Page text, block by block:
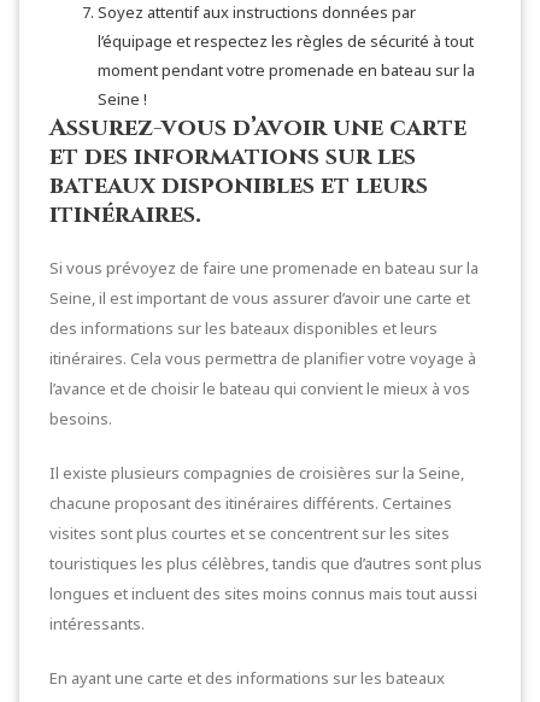
Soyez attentif aux instructions données par
l’équipage et respectez les règles de sécurité à tout
moment pendant votre promenade en bateau sur la
Seine !
Assurez-vous d’avoir une carte
et des informations sur les
bateaux disponibles et leurs
itinéraires.
Si vous prévoyez de faire une promenade en bateau sur la
Seine, il est important de vous assurer d’avoir une carte et
des informations sur les bateaux disponibles et leurs
itinéraires. Cela vous permettra de planifier votre voyage à
l’avance et de choisir le bateau qui convient le mieux à vos
besoins.
Il existe plusieurs compagnies de croisières sur la Seine,
chacune proposant des itinéraires différents. Certaines
visites sont plus courtes et se concentrent sur les sites
touristiques les plus célèbres, tandis que d’autres sont plus
longues et incluent des sites moins connus mais tout aussi
intéressants.
En ayant une carte et des informations sur les bateaux